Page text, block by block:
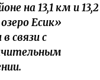
на 13,1 км и 13,2
Есик»
связи с